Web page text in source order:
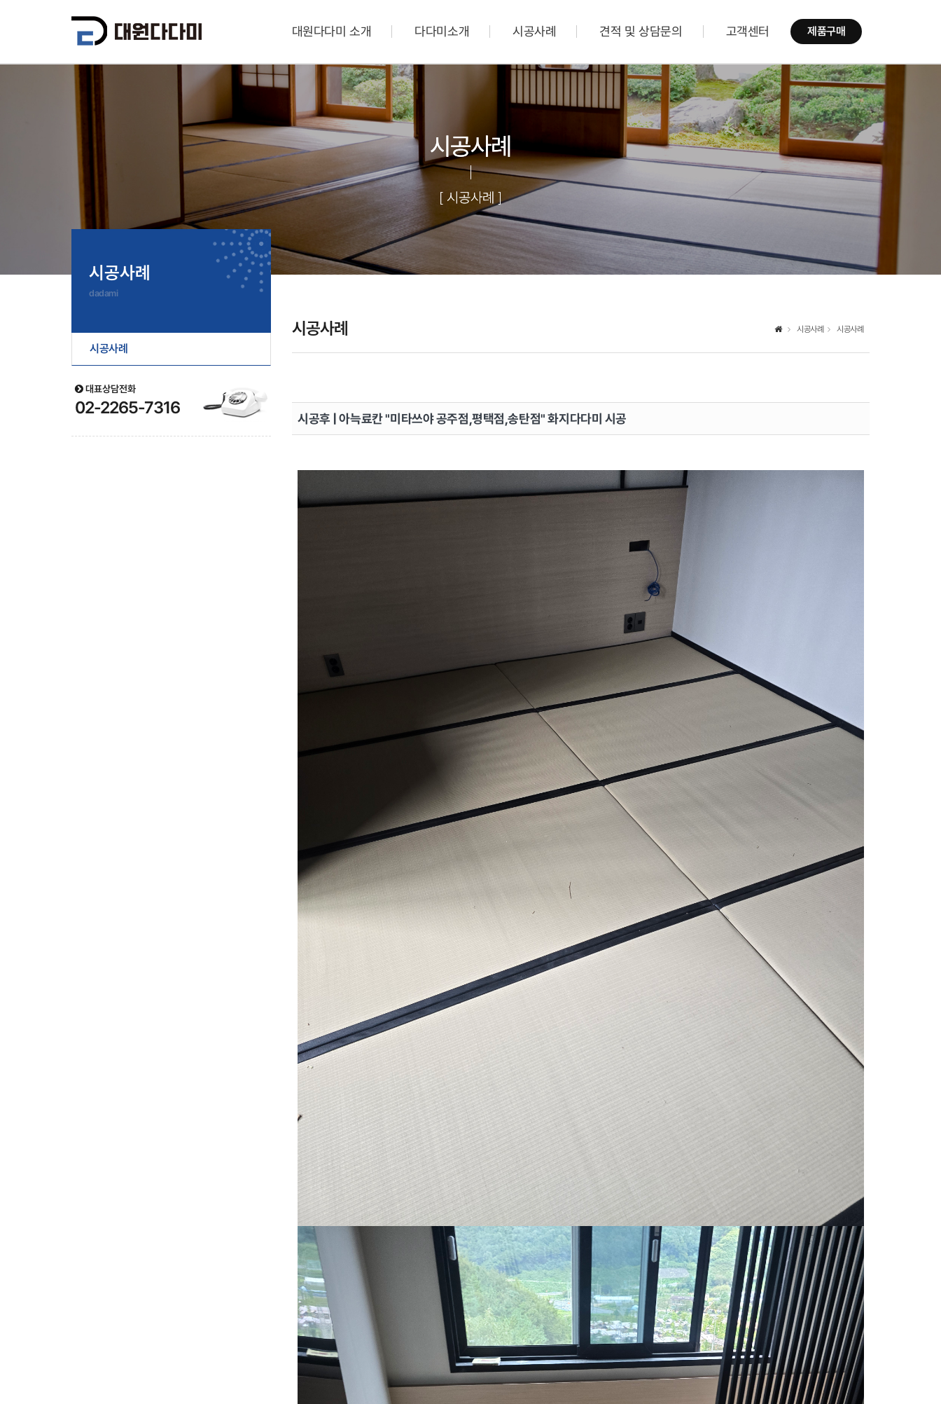
대원다다미 소개 다다미소개 시공사례 견적 및 상담문의 고객센터 제품구매
시공사례
[ 시공사례 ]
시공사례
dadami
시공사례
대표상담전화
02-2265-7316
시공사례 시공사례 시공사례
시공후 | 아늑료칸 "미타쓰야 공주점,평택점,송탄점" 화지다다미 시공